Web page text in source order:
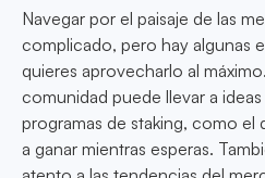
Navegar por el paisaje de las
complicado, pero hay algunas
quieres aprovecharlo al
comunidad puede llevar a
programas de staking, como el
a ganar mientras esperas.